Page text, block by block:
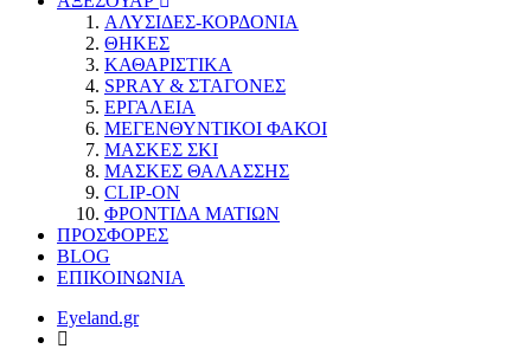
ΑΛΥΣΙΔΕΣ-ΚΟΡΔΟΝΙΑ
ΘΗΚΕΣ
ΚΑΘΑΡΙΣΤΙΚΑ
SPRAY & ΣΤΑΓΟΝΕΣ
ΕΡΓΑΛΕΙΑ
ΜΕΓΕΝΘΥΝΤΙΚΟΙ ΦΑΚΟΙ
ΜΑΣΚΕΣ ΣΚΙ
ΜΑΣΚΕΣ ΘΑΛΑΣΣΗΣ
CLIP-ON
ΦΡΟΝΤΙΔΑ ΜΑΤΙΩΝ
ΠΡΟΣΦΟΡΕΣ
BLOG
ΕΠΙΚΟΙΝΩΝΙΑ
Eyeland.gr